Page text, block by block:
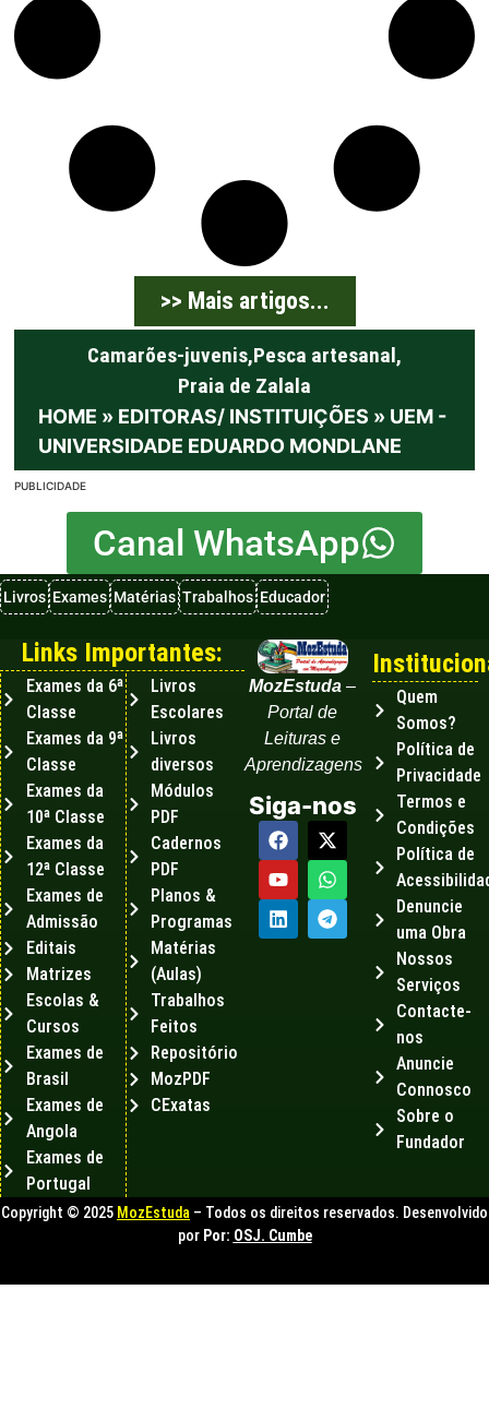
>> Mais artigos...
Camarões-juvenis,Pesca artesanal,
Praia de Zalala
HOME » EDITORAS/ INSTITUIÇÕES » UEM -
UNIVERSIDADE EDUARDO MONDLANE
PUBLICIDADE
Canal WhatsApp
Livros Exames Matérias Trabalhos Educador
MozEstuda –
Portal de
Leituras e
Aprendizagens
Siga-nos
Quem
Somos?
Política de
Privacidade
Termos e
Condições
Política de
Denuncie
uma Obra
Nossos
Serviços
Contacte-
nos
Anuncie
Connosco
Sobre o
Fundador
Links Importantes:
Exames da 6ª
Classe
Exames da 9ª
Classe
Exames da
10ª Classe
Exames da
12ª Classe
Exames de
Admissão
Editais
Matrizes
Escolas &
Cursos
Exames de
Brasil
Exames de
Angola
Exames de
Portugal
Livros
Escolares
Livros
diversos
Módulos
PDF
Cadernos
PDF
Planos &
Programas
Matérias
(Aulas)
Trabalhos
Feitos
Repositório
MozPDF
CExatas
Copyright © 2025 MozEstuda – Todos os direitos reservados. Desenvolvido
por Por: OSJ. Cumbe